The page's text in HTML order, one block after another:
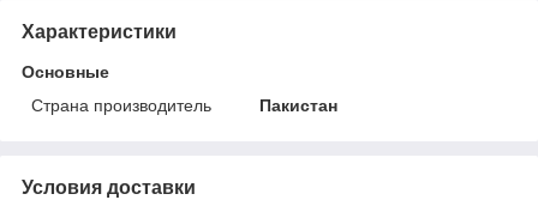
Характеристики
Основные
Страна производитель
Пакистан
Условия доставки